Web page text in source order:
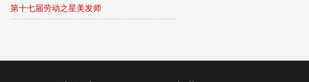
第十七届劳动之星美发师